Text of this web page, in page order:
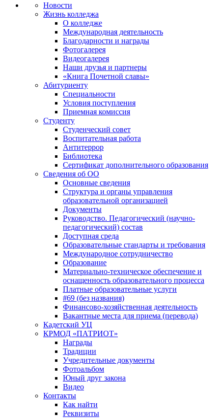
Новости
Жизнь колледжа
О колледже
Международная деятельность
Благодарности и награды
Фотогалерея
Видеогалерея
Наши друзья и партнеры
«Книга Почетной славы»
Абитуриенту
Специальности
Условия поступления
Приемная комиссия
Студенту
Студенческий совет
Воспитательная работа
Антитеррор
Библиотека
Сертификат дополнительного образования
Сведения об ОО
Основные сведения
Структура и органы управления
образовательной организацией
Документы
Руководство. Педагогический (научно-
педагогический) состав
Доступная среда
Образовательные стандарты и требования
Международное сотрудничество
Образование
Материально-техническое обеспечение и
оснащенность образовательного процесса
Платные образовательные услуги
#69 (без названия)
Финансово-хозяйственная деятельность
Вакантные места для приема (перевода)
Кадетский УЦ
КРМОД «ПАТРИОТ»
Награды
Традиции
Учредительные документы
Фотоальбом
Юный друг закона
Видео
Контакты
Как найти
Реквизиты